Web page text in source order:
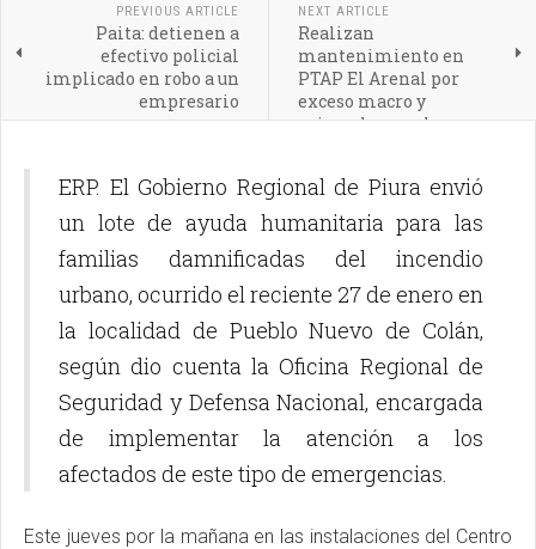
PREVIOUS ARTICLE
Paita: detienen a
efectivo policial
implicado en robo a un
empresario
NEXT ARTICLE
Realizan
mantenimiento en
PTAP El Arenal por
exceso macro y
microalgas en la
ERP. El Gobierno Regional de Piura envió
un lote de ayuda humanitaria para las
familias damnificadas del incendio
urbano, ocurrido el reciente 27 de enero en
la localidad de Pueblo Nuevo de Colán,
según dio cuenta la Oficina Regional de
Seguridad y Defensa Nacional, encargada
de implementar la atención a los
afectados de este tipo de emergencias.
Este jueves por la mañana en las instalaciones del Centro